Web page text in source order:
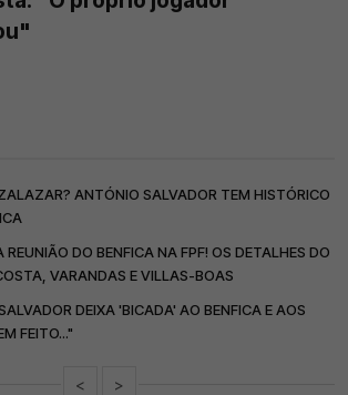
ANTÓNIO SALVADOR TEM HISTÓRICO
REUNIÃO DO BENFICA NA FPF! OS DETALHES DO
VARANDAS E VILLAS-BOAS
DEIXA 'BICADA' AO BENFICA E AOS
FEITO..."
< >